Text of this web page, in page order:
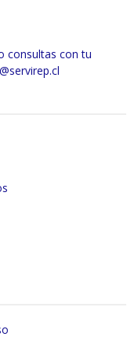
consultas con tu